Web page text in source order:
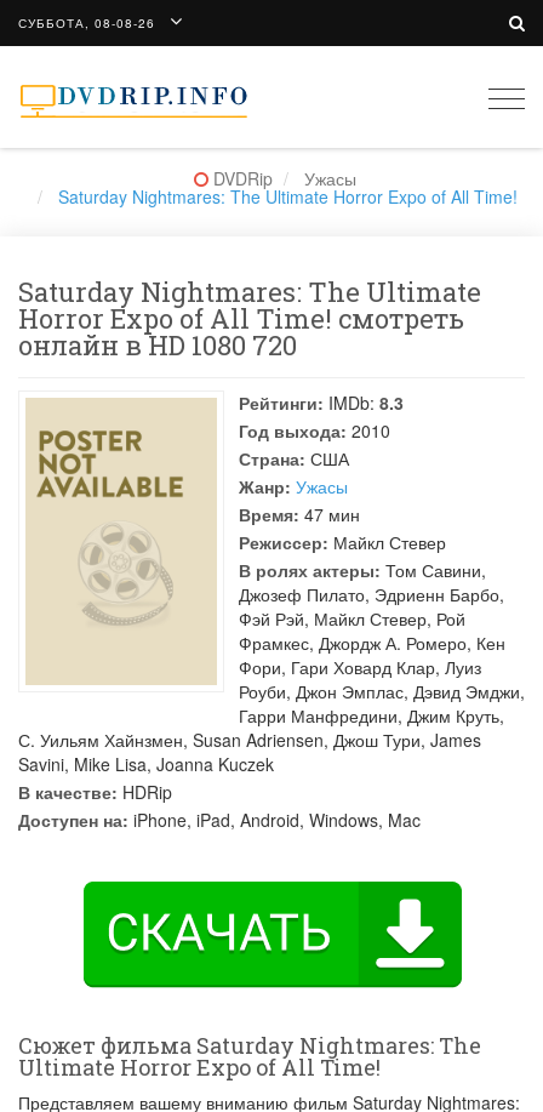
СУББОТА, 08-08-26
DVDRip Ужасы
Saturday Nightmares: The Ultimate Horror Expo of All Time!
Saturday Nightmares: The Ultimate
Horror Expo of All Time! смотреть
онлайн в HD 1080 720
Рейтинги: IMDb: 8.3
Год выхода: 2010
Страна: США
Жанр: Ужасы
Время: 47 мин
Режиссер: Майкл Стевер
В ролях актеры: Том Савини,
Джозеф Пилато, Эдриенн Барбо,
Фэй Рэй, Майкл Стевер, Рой
Фрамкес, Джордж А. Ромеро, Кен
Фори, Гари Ховард Клар, Луиз
Роуби, Джон Эмплас, Дэвид Эмджи,
Гарри Манфредини, Джим Круть,
С. Уильям Хайнзмен, Susan Adriensen, Джош Тури, James
Savini, Mike Lisa, Joanna Kuczek
В качестве: HDRip
Доступен на: iPhone, iPad, Android, Windows, Mac
Сюжет фильма Saturday Nightmares: The
Ultimate Horror Expo of All Time!
Представляем вашему вниманию фильм Saturday Nightmares: